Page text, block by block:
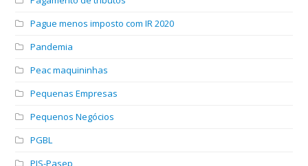
Pague menos imposto com IR 2020
Pandemia
Peac maquininhas
Pequenas Empresas
Pequenos Negócios
PGBL
PIS-Pasep